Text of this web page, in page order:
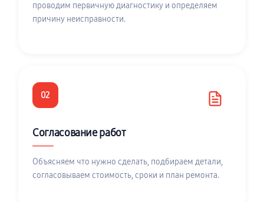
проводим первичную диагностику и определяем
причину неисправности.
02
Согласование работ
Объясняем что нужно сделать, подбираем детали,
согласовываем стоимость, сроки и план ремонта.